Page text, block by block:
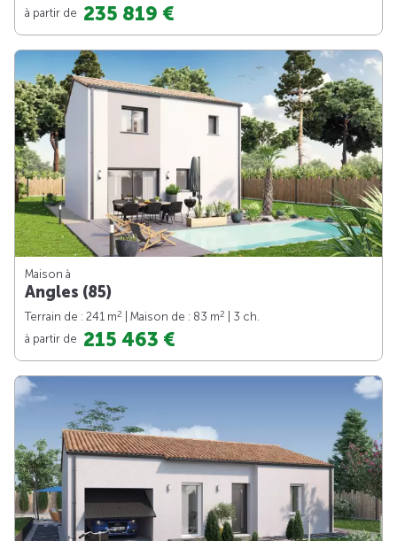
à partir de 235 819 €
Maison à
Angles (85)
Terrain de : 241 m2 | Maison de : 83 m2
| 3 ch.
à partir de 215 463 €